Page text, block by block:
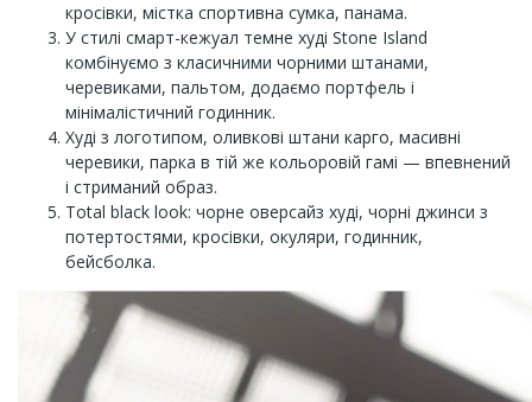
кросівки, містка спортивна сумка, панама.
У стилі смарт-кежуал темне худі Stone Island
комбінуємо з класичними чорними штанами,
черевиками, пальтом, додаємо портфель і
мінімалістичний годинник.
Худі з логотипом, оливкові штани карго, масивні
черевики, парка в тій же кольоровій гамі — впевнений
і стриманий образ.
Total black look: чорне оверсайз худі, чорні джинси з
потертостями, кросівки, окуляри, годинник,
бейсболка.